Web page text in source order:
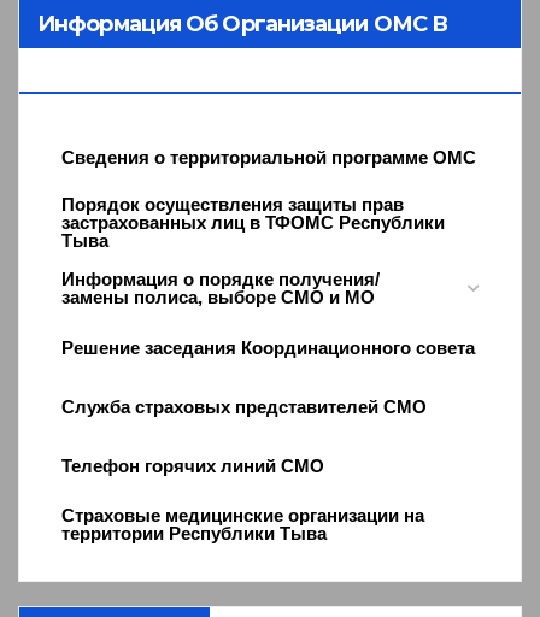
Информация Об Организации ОМС В
Сведения о территориальной программе ОМС
Порядок осуществления защиты прав
застрахованных лиц в ТФОМС Республики
Тыва
Информация о порядке получения/
замены полиса, выборе СМО и МО
Решение заседания Координационного совета
Служба страховых представителей СМО
Телефон горячих линий СМО
Страховые медицинские организации на
территории Республики Тыва